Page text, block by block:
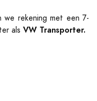
we rekening met een 7-
als VW Transporter.